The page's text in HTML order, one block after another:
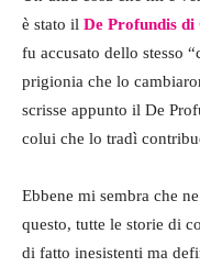
è stato il De Profundis
fu accusato dello stesso
prigionia che lo
scrisse appunto il De
colui che lo tradì
Ebbene mi sembra che ne
questo, tutte le storie di
di fatto inesistenti ma